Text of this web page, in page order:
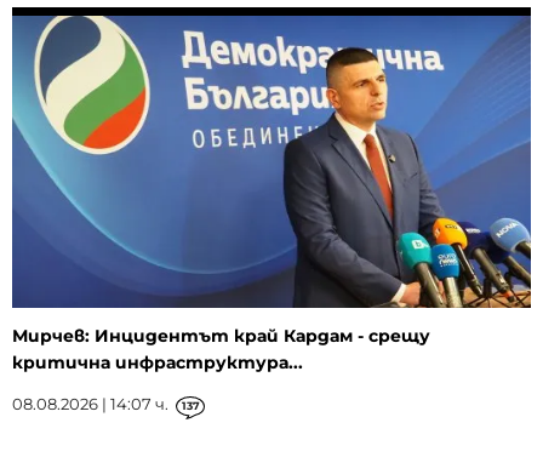
Мирчев: Инцидентът край Кардам - срещу
критична инфраструктура...
08.08.2026 | 14:07 ч. 137